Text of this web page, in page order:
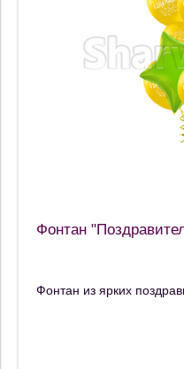
Фонтан
Фонтан из ярких